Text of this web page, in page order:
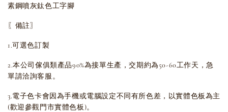
素鋼噴灰鈦色工字腳
〖備註〗
1.可選色訂製
2.本公司傢俱類產品90%為接單生產，交期約為50-60工作天，急
單請洽詢客服。
3.電子色卡會因為手機或電腦設定不同有所色差，以實體色板為主
(歡迎參觀門市實體色板)。